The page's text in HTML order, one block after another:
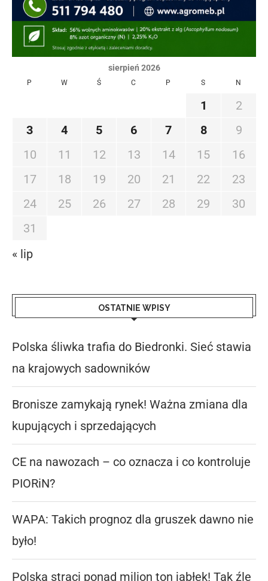
sierpień 2026
P W Ś C P S N
1
2
3
4 5 6 7 8
9
10
11 12 13 14 15
16
17
18 19 20 21 22
23
24
25 26 27 28 29
30
31
« lip
OSTATNIE WPISY
Polska śliwka trafia do Biedronki. Sieć stawia
na krajowych sadowników
Bronisze zamykają rynek! Ważna zmiana dla
kupujących i sprzedających
CE na nawozach – co oznacza i co kontroluje
PIORiN?
WAPA: Takich prognoz dla gruszek dawno nie
było!
Polska straci ponad milion ton jabłek! Tak źle